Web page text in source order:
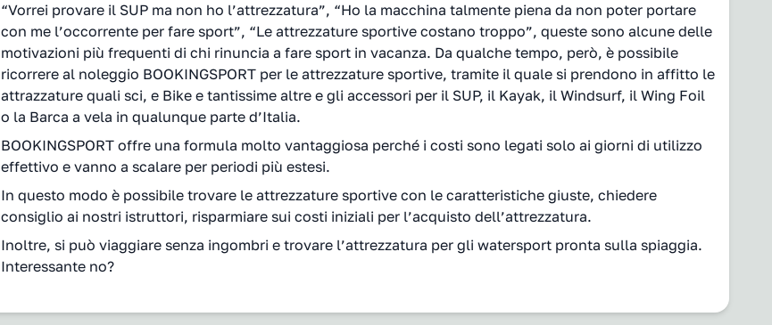
“Vorrei provare il SUP ma non ho l’attrezzatura”, “Ho la macchina talmente piena da non poter portare
con me l’occorrente per fare sport”, “Le attrezzature sportive costano troppo”, queste sono alcune delle
motivazioni più frequenti di chi rinuncia a fare sport in vacanza. Da qualche tempo, però, è possibile
ricorrere al noleggio BOOKINGSPORT per le attrezzature sportive, tramite il quale si prendono in affitto le
attrazzature quali sci, e Bike e tantissime altre e gli accessori per il SUP, il Kayak, il Windsurf, il Wing Foil
o la Barca a vela in qualunque parte d’Italia.
BOOKINGSPORT offre una formula molto vantaggiosa perché i costi sono legati solo ai giorni di utilizzo
effettivo e vanno a scalare per periodi più estesi.
In questo modo è possibile trovare le attrezzature sportive con le caratteristiche giuste, chiedere
consiglio ai nostri istruttori, risparmiare sui costi iniziali per l’acquisto dell’attrezzatura.
Inoltre, si può viaggiare senza ingombri e trovare l’attrezzatura per gli watersport pronta sulla spiaggia.
Interessante no?